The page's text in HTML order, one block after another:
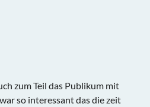
zum Teil das Publikum mit
so interessant das die zeit